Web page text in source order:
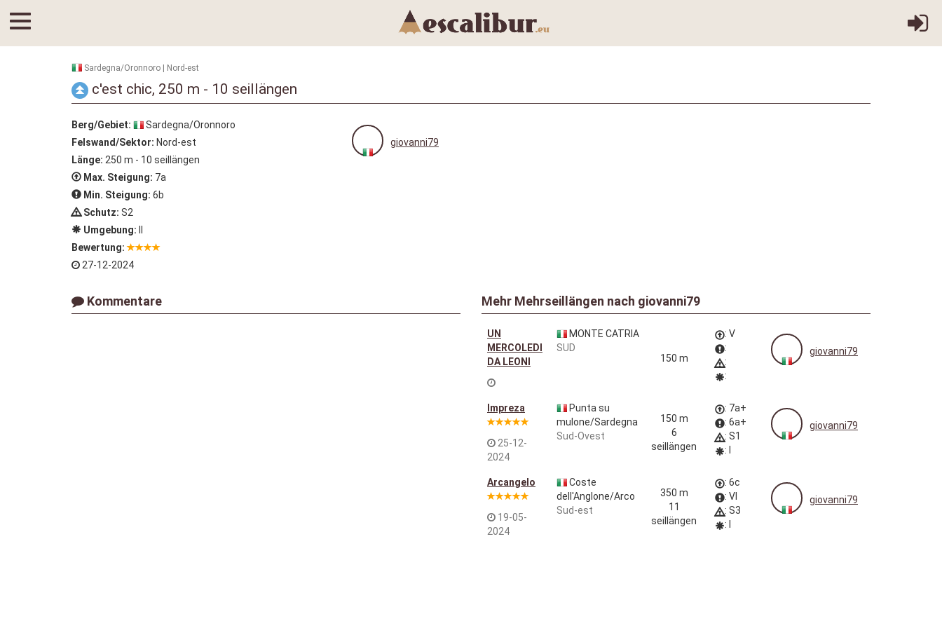
Sardegna/Oronnoro | Nord-est
c'est chic, 250 m - 10 seillängen
Berg/Gebiet:
Sardegna/Oronnoro
Felswand/Sektor: Nord-est
Länge: 250 m - 10 seillängen
Max. Steigung: 7a
Min. Steigung: 6b
Schutz: S2
Umgebung:
Bewertung:
27-12-2024
giovanni79
Kommentare Mehr Mehrseillängen nach giovanni79
UN
MERCOLEDI
DA LEONI
MONTE CATRIA
SUD
150 m
: V
:
:
:
giovanni79
Impreza
25-12-
2024
Punta su
mulone/Sardegna
Sud-Ovest
150 m
6
seillängen
: 7a+
: 6a+
: S1
: I
giovanni79
Arcangelo
19-05-
2024
Coste
dell'Anglone/Arco
Sud-est
350 m
11
seillängen
: 6c
: VI
: S3
: I
giovanni79